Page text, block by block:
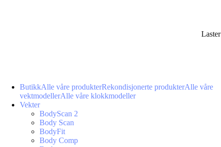
ButikkAlle våre produkterRekondisjonerte produkterAlle våre
vektmodellerAlle våre klokkmodeller
Vekter
BodyScan 2
Body Scan
BodyFit
Body Comp